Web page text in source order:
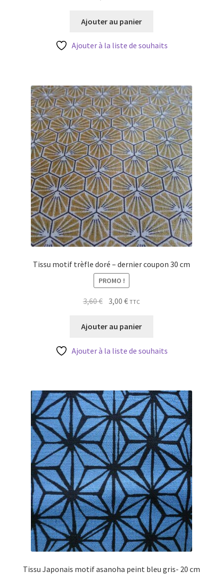
Ajouter au panier
Ajouter à la liste de souhaits
Tissu motif trèfle doré – dernier coupon 30 cm
PROMO !
3,60€ Le
initial
3,60 €.
3,00€Le
actuel
3,00 €.
TTC
Ajouter au panier
Ajouter à la liste de souhaits
Tissu Japonais motif asanoha peint bleu gris- 20 cm